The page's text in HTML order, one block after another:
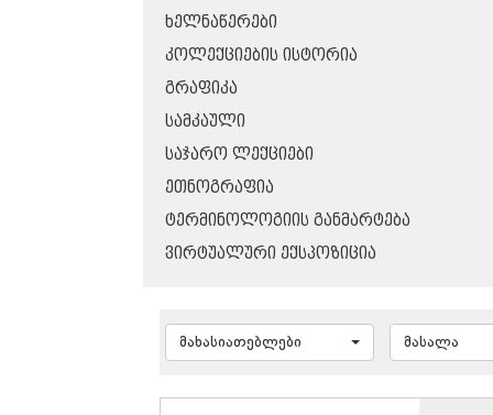
ᲮᲔᲚᲜᲐᲬᲔᲠᲔᲑᲘ
ᲙᲝᲚᲔᲥᲪᲘᲔᲑᲘᲡ ᲘᲡᲢᲝᲠᲘᲐ
ᲒᲠᲐᲤᲘᲙᲐ
ᲡᲐᲛᲙᲐᲣᲚᲘ
ᲡᲐᲯᲐᲠᲝ ᲚᲔᲥᲪᲘᲔᲑᲘ
ᲔᲗᲜᲝᲒᲠᲐᲤᲘᲐ
ᲢᲔᲠᲛᲘᲜᲝᲚᲝᲒᲘᲘᲡ ᲒᲐᲜᲛᲐᲠᲢᲔᲑᲐ
ᲕᲘᲠᲢᲣᲐᲚᲣᲠᲘ ᲔᲥᲡᲞᲝᲖᲘᲪᲘᲐ
მახასიათებლები მასალა